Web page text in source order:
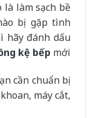
làm sạch bề
bị gặp tình
hãy đánh dấu
kệ bếp mới
cần chuẩn bị
máy cắt,